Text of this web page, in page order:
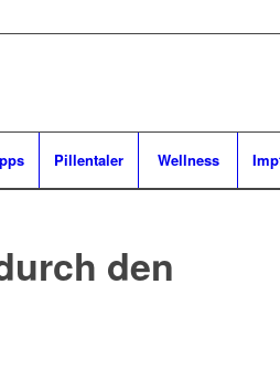
Pillentaler Wellness
den